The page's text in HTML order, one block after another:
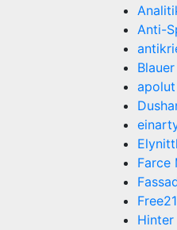
Anti-
apolut
Farce
Free21